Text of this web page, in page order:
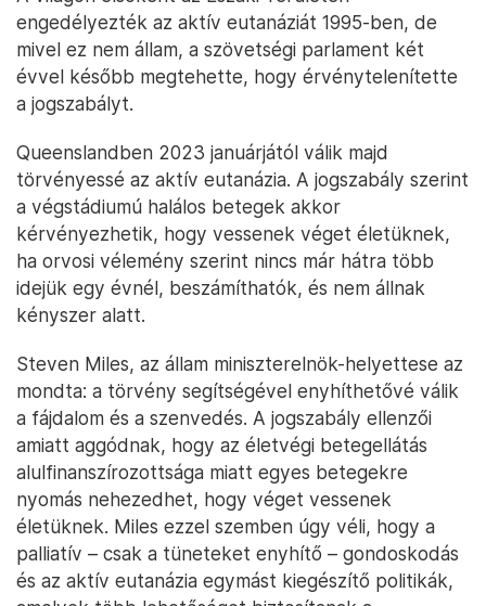
engedélyezték az aktív eutanáziát 1995-ben, de
mivel ez nem állam, a szövetségi parlament két
évvel később megtehette, hogy érvénytelenítette
a jogszabályt.
Queenslandben 2023 januárjától válik majd
törvényessé az aktív eutanázia. A jogszabály szerint
a végstádiumú halálos betegek akkor
kérvényezhetik, hogy vessenek véget életüknek,
ha orvosi vélemény szerint nincs már hátra több
idejük egy évnél, beszámíthatók, és nem állnak
kényszer alatt.
Steven Miles, az állam miniszterelnök-helyettese az
mondta: a törvény segítségével enyhíthetővé válik
a fájdalom és a szenvedés. A jogszabály ellenzői
amiatt aggódnak, hogy az életvégi betegellátás
alulfinanszírozottsága miatt egyes betegekre
nyomás nehezedhet, hogy véget vessenek
életüknek. Miles ezzel szemben úgy véli, hogy a
palliatív – csak a tüneteket enyhítő – gondoskodás
és az aktív eutanázia egymást kiegészítő politikák,